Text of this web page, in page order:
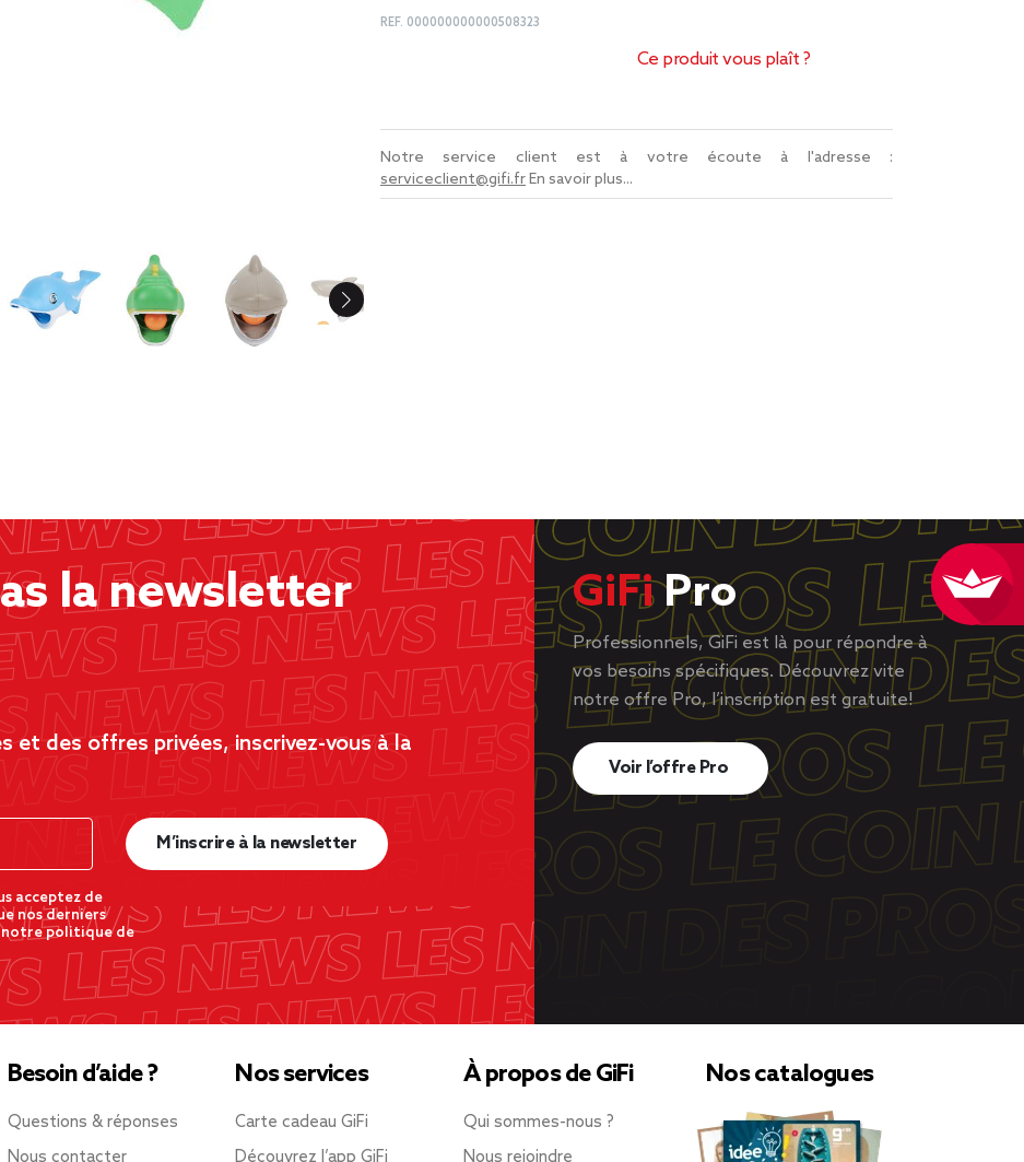
REF. 000000000000508323
Ce produit vous plaît ?
Notre service client est à votre écoute à l'adresse :
serviceclient@gifi.frEn savoir plus...
la newsletter
et des offres privées, inscrivez-vous à la
acceptez de
nos derniers
notre politique de
M’inscrire à la newsletter
GiFiPro
Professionnels, GiFi est là pour répondre à
vos besoins spécifiques. Découvrez vite
notre offre Pro, l’inscription est gratuite!
Voir l’offre Pro
Besoin d’aide ?
Questions & réponses
Nous contacter
Nos services
Carte cadeau GiFi
Découvrez l’app GiFi
À propos de GiFi
Qui sommes-nous ?
Nous rejoindre
Nos catalogues